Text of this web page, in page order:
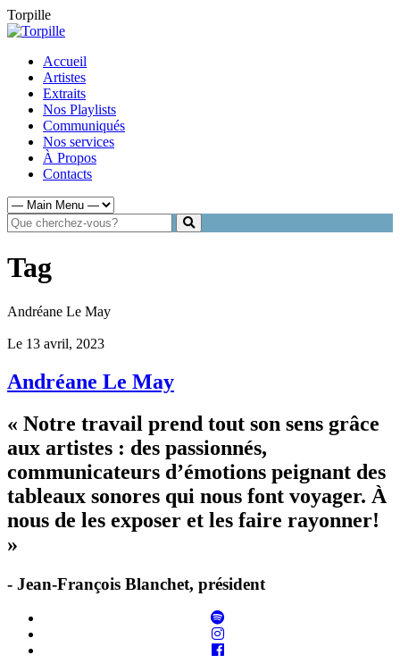
Torpille
Accueil
Artistes
Extraits
Nos Playlists
Communiqués
Nos services
À Propos
Contacts
Tag
Andréane Le May
Le 13 avril, 2023
Andréane Le May
« Notre travail prend tout son sens grâce
aux artistes : des passionnés,
communicateurs d’émotions peignant des
tableaux sonores qui nous font voyager. À
nous de les exposer et les faire rayonner!
»
- Jean-François Blanchet, président